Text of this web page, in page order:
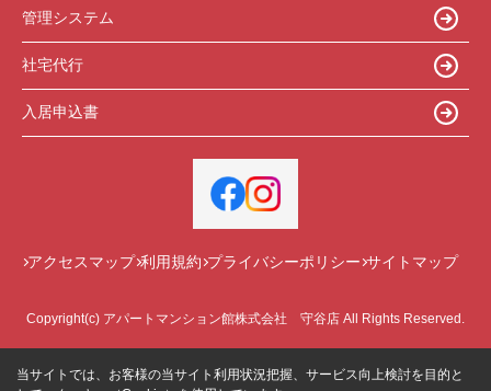
管理システム
社宅代行
入居申込書
アクセスマップ 利用規約 プライバシーポリシー サイトマップ
Copyright(c) アパートマンション館株式会社 守谷店 All Rights Reserved.
当サイトでは、お客様の当サイト利用状況把握、サービス向上検討を目的と